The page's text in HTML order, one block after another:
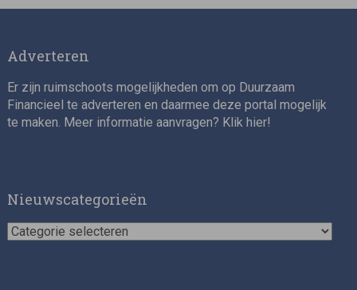
Adverteren
Er zijn ruimschoots mogelijkheden om op Duurzaam
Financieel te adverteren en daarmee deze portal mogelijk
te maken. Meer informatie aanvragen? Klik hier!
Nieuwscategorieën
Nieuwscategorieën